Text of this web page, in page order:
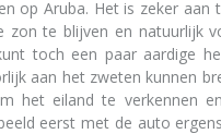
op Aruba. Het is zeker aan
te blijven en natuurlijk
toch een paar aardige
aan het zweten kunnen
het eiland te verkennen
eerst met de auto